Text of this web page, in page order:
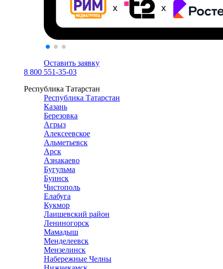
Оставить заявку
8 800 551-35-03
Республика Татарстан
Республика Татарстан
Казань
Березовка
Агрыз
Алексеевское
Альметьевск
Арск
Азнакаево
Бугульма
Буинск
Чистополь
Елабуга
Кукмор
Лаишевский район
Лениногорск
Мамадыш
Менделеевск
Мензелинск
Набережные Челны